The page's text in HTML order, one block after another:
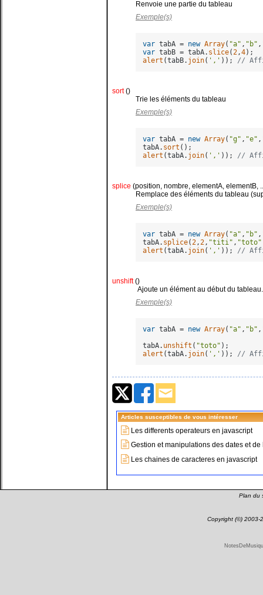
Renvoie une partie du tableau
Exemple(s)
var tabA = new Array( "a" , "b" ,
var tabB = tabA. slice( 2 ,4
alert (tabB. join( ',' )); //
sort()
Trie les éléments du tableau
Exemple(s)
var tabA = new Array( "g" , "e" ,
tabA. sort
alert (tabA. join( ',' )); //
splice (position, nombre, elementA, elementB,
Remplace des éléments du tableau
Exemple(s)
var tabA = new Array( "a" , "b" ,
tabA. splice( 2 , 2 , "titi" , "toto"
alert (tabA. join( ',' )); //
unshift()
Ajoute un élément au début du
Exemple(s)
var tabA = new Array( "a" , "b" ,
tabA. unshift ( "toto"
alert (tabA. join( ',' )); //
Articles susceptibles de vous intéresser
Les differents operateurs en javascript
Gestion et manipulations des dates et
Les chaines de caracteres en javascript
Plan du
Copyright (©) 2003-